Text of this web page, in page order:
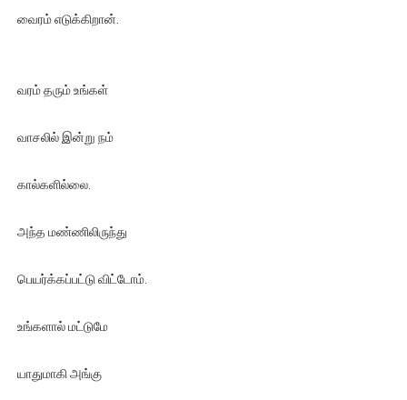
வைரம் எடுக்கிறான்.
வரம் தரும் உங்கள்
வாசலில் இன்று நம்
கால்களில்லை.
அந்த மண்ணிலிருந்து
பெயர்க்கப்பட்டு விட்டோம்.
உங்களால் மட்டுமே
யாதுமாகி அங்கு